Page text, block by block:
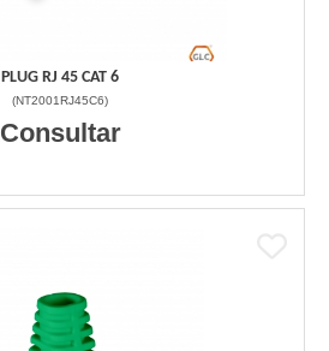
PLUG RJ 45 CAT 6
(NT2001RJ45C6)
Consultar